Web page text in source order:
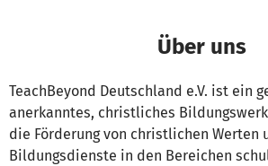
Über uns
TeachBeyond Deutschland e.V. ist ein
anerkanntes, christliches
die Förderung von christlichen Werten
Bildungsdienste in den Bereichen